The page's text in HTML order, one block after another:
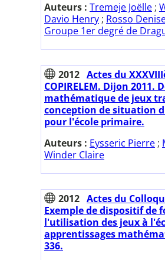
Auteurs : Tremeje Joëlle ;
Davio Henry ; Rosso
Groupe 1er degré de
2012 Actes du
COPIRELEM. Dijon 2011.
mathématique de jeux
conception de situation
pour l'école primaire.
Auteurs : Eysseric Pierre ;
Winder Claire
2012 Actes du
Exemple de dispositif de
l'utilisation des jeux à
apprentissages
336.